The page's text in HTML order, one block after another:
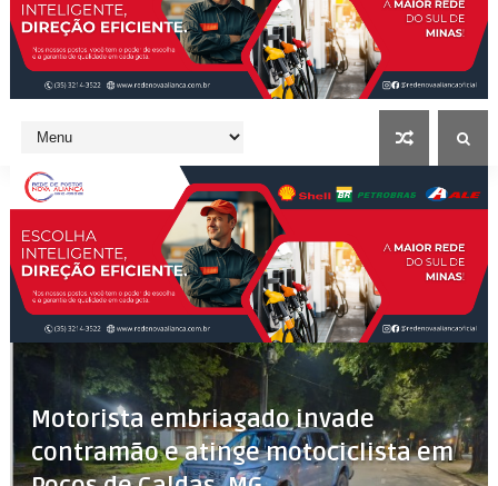
Motorista embriagado invade
contramão e atinge motociclista em